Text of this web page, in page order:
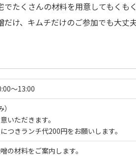
たくさんの材料を用意してもくも
け、キムチだけのご参加でも大丈
～13:00
いただきます。
つきランチ代200円をお願いします。
の材料をご案内します。